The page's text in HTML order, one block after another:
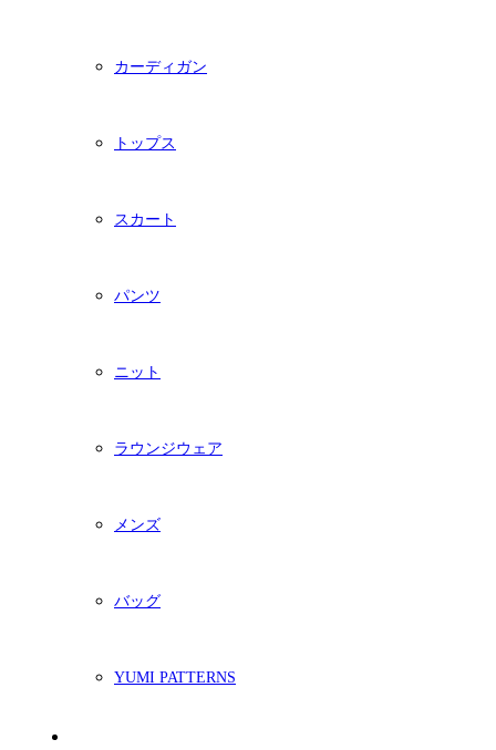
カーディガン
トップス
スカート
パンツ
ニット
ラウンジウェア
メンズ
バッグ
YUMI PATTERNS